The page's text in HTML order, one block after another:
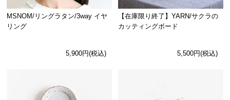
MSNOM/リングラタン/3way イヤ
リング
5,900円(税込)
【在庫限り終了】YARN/サクラの
カッティングボード
5,500円(税込)